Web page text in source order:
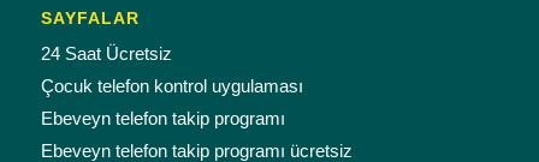
SAYFALAR
24 Saat Ücretsiz
Çocuk telefon kontrol uygulaması
Ebeveyn telefon takip programı
Ebeveyn telefon takip programı ücretsiz